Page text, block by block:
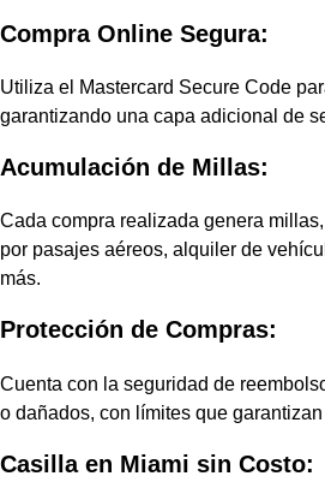
Compra Online Segura:
Utiliza el Mastercard Secure Code
garantizando una capa adicional de
Acumulación de Millas:
Cada compra realizada genera
por pasajes aéreos, alquiler de
más.
Protección de Compras:
Cuenta con la seguridad de
o dañados, con límites que
Casilla en Miami sin Costo: